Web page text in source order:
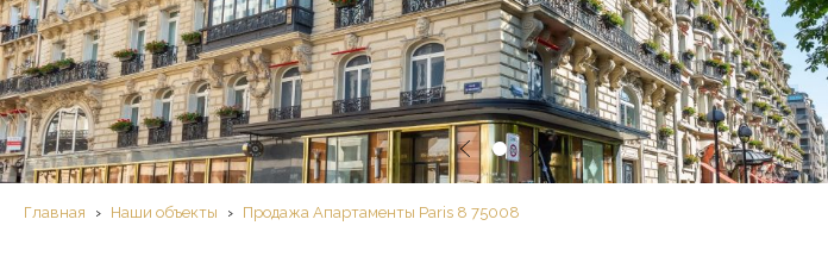
Главная › Наши объекты › Продажа Aпартаменты Paris 8 75008